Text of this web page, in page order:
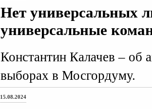
Нет универсальных
универсальные
Константин Калачев – об
выборах в Мосгордуму.
15.08.2024